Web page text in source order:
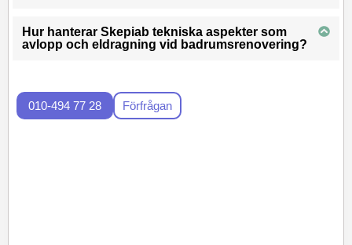
Hur hanterar Skepiab tekniska aspekter som
avlopp och eldragning vid badrumsrenovering?
010-494 77 28 Förfrågan